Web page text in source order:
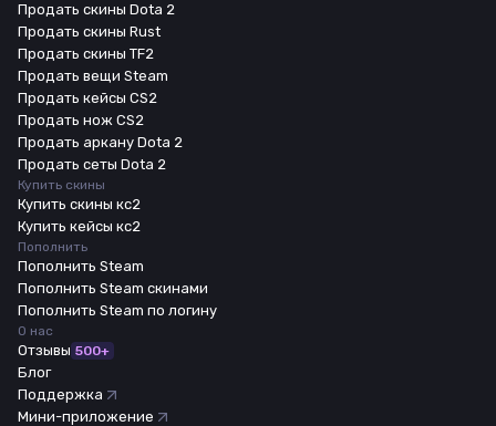
Продать скины Dota 2
Продать скины Rust
Продать скины TF2
Продать вещи Steam
Продать кейсы CS2
Продать нож CS2
Продать аркану Dota 2
Продать сеты Dota 2
Купить скины
Купить скины кс2
Купить кейсы кс2
Пополнить
Пополнить Steam
Пополнить Steam скинами
Пополнить Steam по логину
О нас
Отзывы 500+
Блог
Поддержка
Мини-приложение